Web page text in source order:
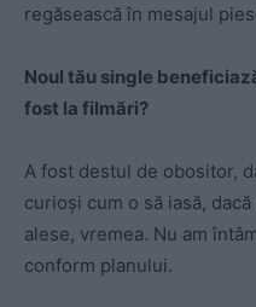
regăsească în mesajul
Noul tău single
fost la filmări?
A fost destul de obositor,
curioși cum o să iasă,
alese, vremea. Nu am
conform planului.